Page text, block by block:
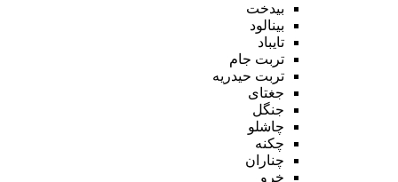
بیدخت
بینالود
تایباد
تربت جام
تربت حیدریه
جغتای
جنگل
چاشلو
چکنه
چناران
خرو